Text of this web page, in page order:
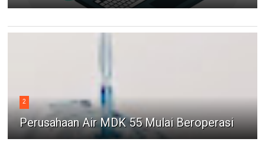
2
Perusahaan Air MDK 55 Mulai Beroperasi